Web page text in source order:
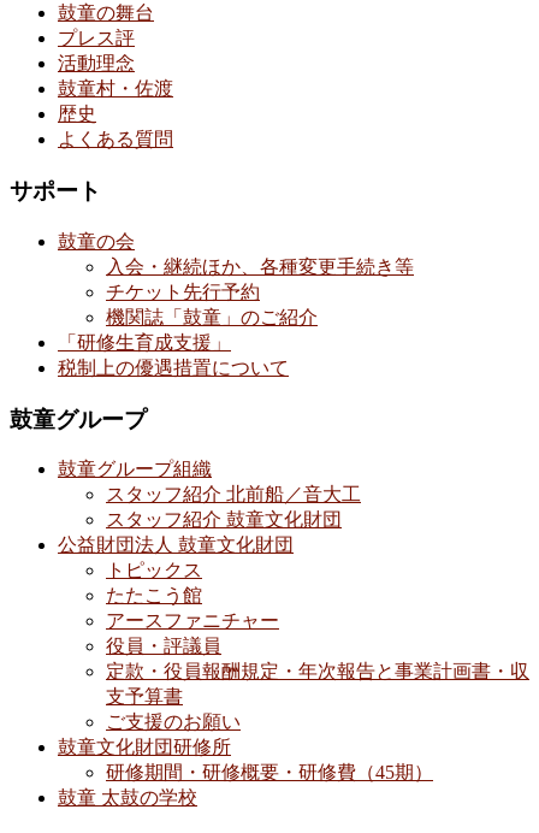
鼓童の舞台
プレス評
活動理念
鼓童村・佐渡
歴史
よくある質問
サポート
鼓童の会
入会・継続ほか、各種変更手続き等
チケット先行予約
機関誌「鼓童」のご紹介
「研修生育成支援」
税制上の優遇措置について
鼓童グループ
鼓童グループ組織
スタッフ紹介 北前船／音大工
スタッフ紹介 鼓童文化財団
公益財団法人 鼓童文化財団
トピックス
たたこう館
アースファニチャー
役員・評議員
定款・役員報酬規定・年次報告と事業計画書・収
支予算書
ご支援のお願い
鼓童文化財団研修所
研修期間・研修概要・研修費（45期）
鼓童 太鼓の学校